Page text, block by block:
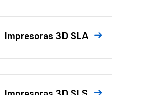
Impresoras 3D SLA de resina